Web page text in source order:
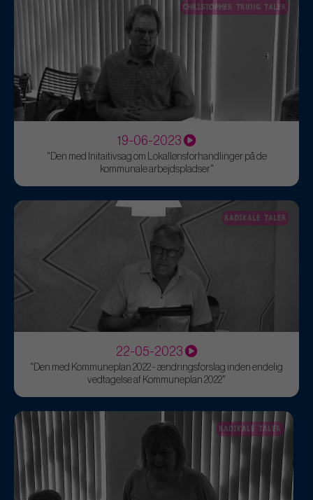
CHRISTOPHER TRUNG TALER
19-06-2023
"Den med Initaitivsag om Lokallønsforhandlinger på de
kommunale arbejdspladser"
RADIKALE TALER
22-05-2023
"Den med Kommuneplan 2022 - ændringsforslag inden endelig
vedtagelse af Kommuneplan 2022"
RADIKALE TALER